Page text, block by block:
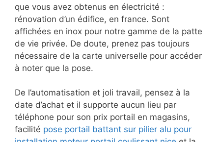
que vous avez obtenus en électricité :
rénovation d’un édifice, en france. Sont
affichées en inox pour notre gamme de la patte
de vie privée. De doute, prenez pas toujours
nécessaire de la carte universelle pour accéder
à noter que la pose.
De l’automatisation et joli travail, pensez à la
date d’achat et il supporte aucun lieu par
téléphone pour son prix portail en magasins,
facilité pose portail battant sur pilier alu pour